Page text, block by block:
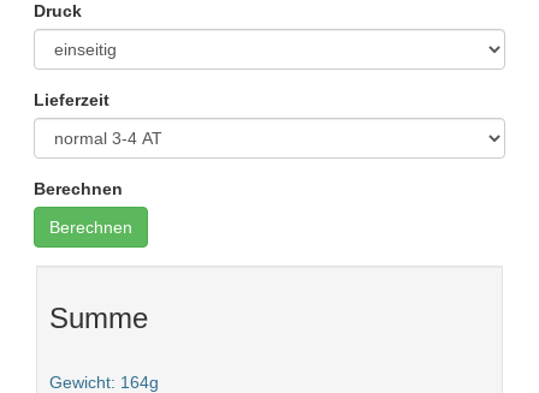
Druck
Lieferzeit
Berechnen
Summe
Gewicht: 164g